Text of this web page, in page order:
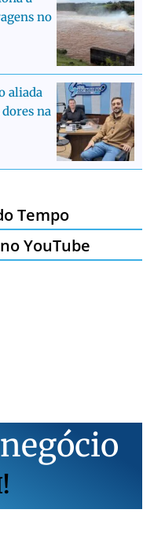
no
aliada
na
Tempo
YouTube
negócio